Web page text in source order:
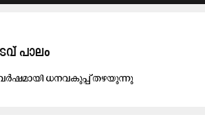
പാ​ലം
ധ​ന​വ​കു​പ്പ് ത​ഴ​യു​ന്നു